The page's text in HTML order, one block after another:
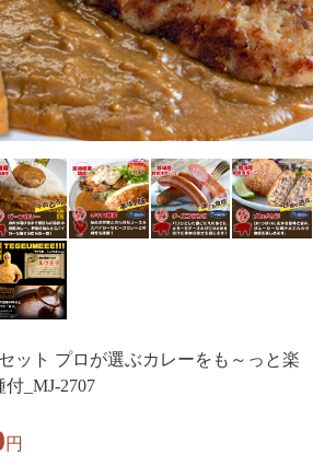
ット プロが選ぶカレーをも～っと楽
_MJ-2707
円